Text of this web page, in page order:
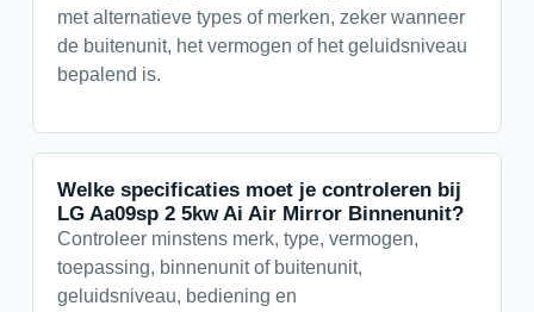
met alternatieve types of merken, zeker wanneer
de buitenunit, het vermogen of het geluidsniveau
bepalend is.
Welke specificaties moet je controleren bij
LG Aa09sp 2 5kw Ai Air Mirror Binnenunit?
Controleer minstens merk, type, vermogen,
toepassing, binnenunit of buitenunit,
geluidsniveau, bediening en